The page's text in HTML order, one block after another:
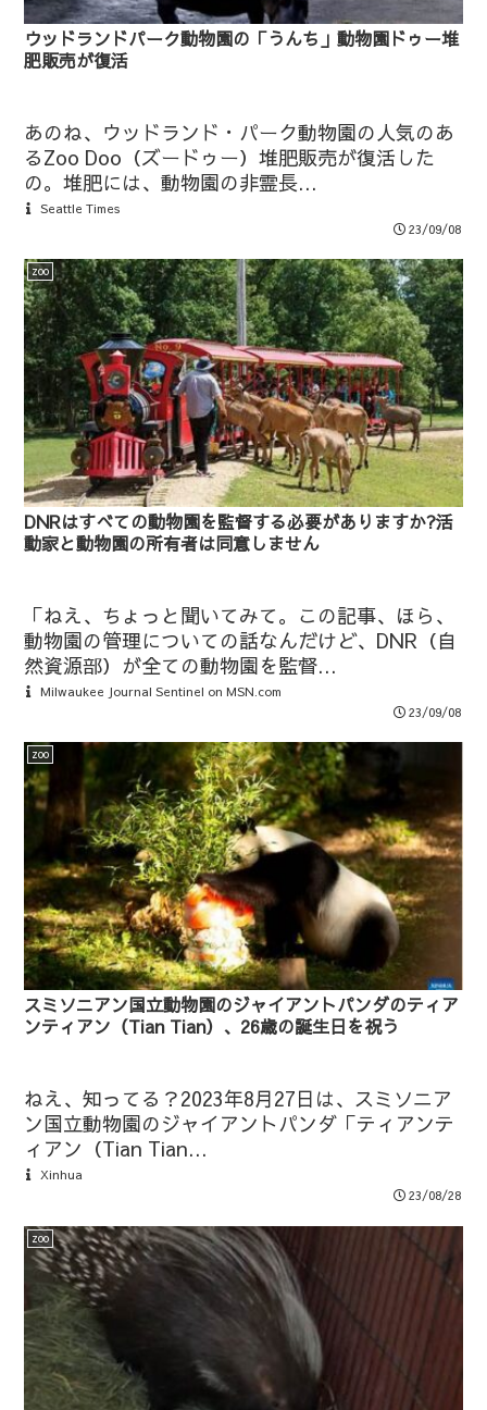
ウッドランドパーク動物園の「うんち」動物園ドゥー堆
肥販売が復活
あのね、ウッドランド・パーク動物園の人気のあ
るZoo Doo（ズードゥー）堆肥販売が復活した
の。堆肥には、動物園の非霊長...
Seattle Times
23/09/08
zoo
DNRはすべての動物園を監督する必要がありますか?活
動家と動物園の所有者は同意しません
「ねえ、ちょっと聞いてみて。この記事、ほら、
動物園の管理についての話なんだけど、DNR（自
然資源部）が全ての動物園を監督...
Milwaukee Journal Sentinel on MSN.com
23/09/08
zoo
スミソニアン国立動物園のジャイアントパンダのティア
ンティアン（Tian Tian）、26歳の誕生日を祝う
ねえ、知ってる？2023年8月27日は、スミソニア
ン国立動物園のジャイアントパンダ「ティアンテ
ィアン（Tian Tian...
Xinhua
23/08/28
zoo